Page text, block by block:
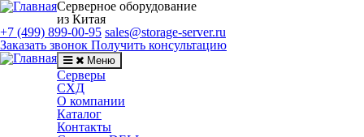
Серверное оборудование
из Китая
+7 (499) 899-00-95 sales@storage-server.ru
Заказать звонок Получить консультацию
Меню
Серверы
СХД
О компании
Каталог
Контакты